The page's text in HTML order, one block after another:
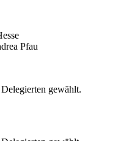
Pfau
gewählt.